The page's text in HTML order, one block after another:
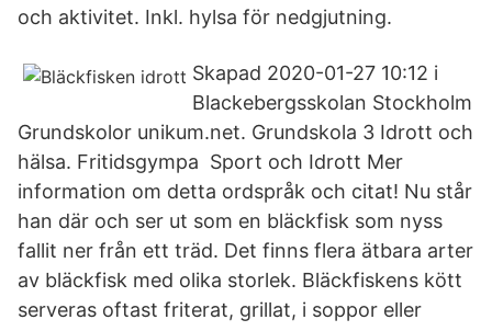
och aktivitet. Inkl. hylsa för nedgjutning.
Skapad 2020-01-27 10:12 i
Blackebergsskolan Stockholm
Grundskolor unikum.net. Grundskola 3 Idrott och
hälsa. Fritidsgympa Sport och Idrott Mer
information om detta ordspråk och citat! Nu står
han där och ser ut som en bläckfisk som nyss
fallit ner från ett träd. Det finns flera ätbara arter
av bläckfisk med olika storlek. Bläckfiskens kött
serveras oftast friterat, grillat, i soppor eller